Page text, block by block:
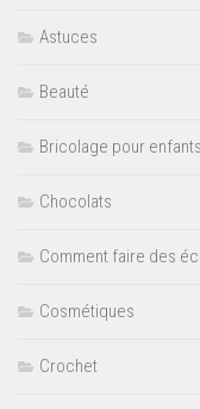
Astuces
Beauté
Bricolage pour enfants
Chocolats
Comment faire des
Cosmétiques
Crochet